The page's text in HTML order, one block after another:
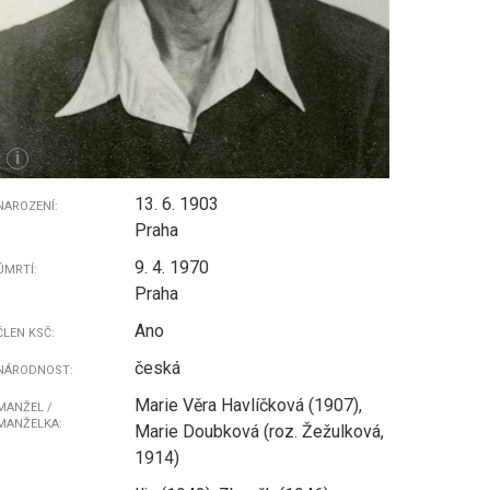
i
13. 6. 1903
Praha
9. 4. 1970
Praha
KSČ: Ano
česká
/
Marie Věra Havlíčková (1907),
Marie Doubková (roz. Žežulková,
1914)